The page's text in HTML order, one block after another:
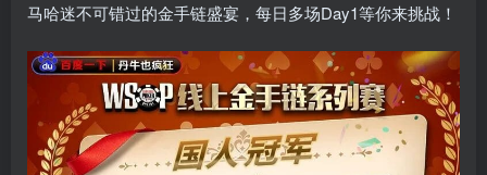
马哈迷不可错过的金手链盛宴，每日多场Day1等你来挑战！